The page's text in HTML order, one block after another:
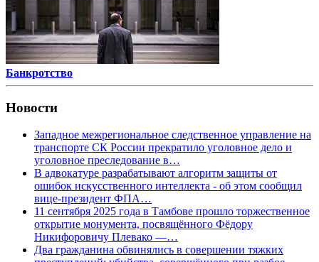
Банкротство
Новости
Западное межрегиональное следственное управление на
транспорте СК России прекратило уголовное дело и
уголовное преследование в…
В адвокатуре разрабатывают алгоритм защиты от
ошибок искусственного интеллекта - об этом сообщил
вице-президент ФПА…
11 сентября 2025 года в Тамбове прошло торжественное
открытие монумента, посвящённого Фёдору
Никифоровичу Плевако —…
Два гражданина обвинялись в совершении тяжких